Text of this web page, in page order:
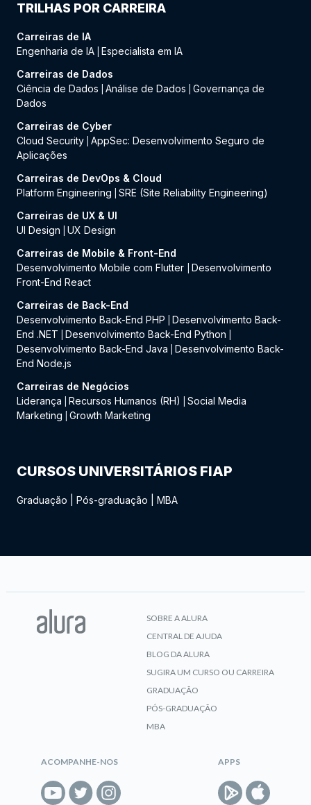
TRILHAS POR CARREIRA
Carreiras de IA
Engenharia de IA Especialista em IA
Carreiras de Dados
Ciência de Dados
Análise de Dados
Governança de
Dados
Carreiras de Cyber
Cloud Security AppSec: Desenvolvimento Seguro de
Aplicações
Carreiras de DevOps & Cloud
Platform Engineering
SRE (Site Reliability Engineering)
Carreiras de UX & UI
UI Design
UX Design
Carreiras de Mobile & Front-End
Desenvolvimento Mobile com Flutter
Desenvolvimento
Front-End React
Carreiras de Back-End
Desenvolvimento Back-End PHP
Desenvolvimento Back-
End .NET
Desenvolvimento Back-End Python
Desenvolvimento Back-End Java
Desenvolvimento Back-
End Node.js
Carreiras de Negócios
Liderança
Recursos Humanos (RH)
Social Media
Marketing
Growth Marketing
CURSOS UNIVERSITÁRIOS FIAP
Graduação Pós-graduação MBA
SOBRE A ALURA
CENTRAL DE AJUDA
BLOG DA ALURA
SUGIRA UM CURSO OU CARREIRA
GRADUAÇÃO
PÓS-GRADUAÇÃO
MBA
ACOMPANHE-NOS APPS